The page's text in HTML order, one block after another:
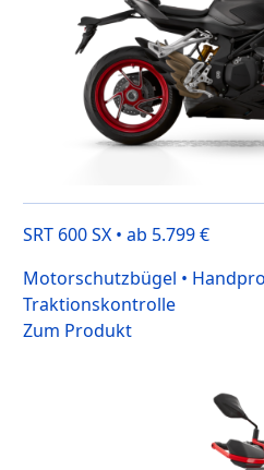
SRT 600 SX • ab 5.799 €
Motorschutzbügel •
Traktionskontrolle
Zum Produkt